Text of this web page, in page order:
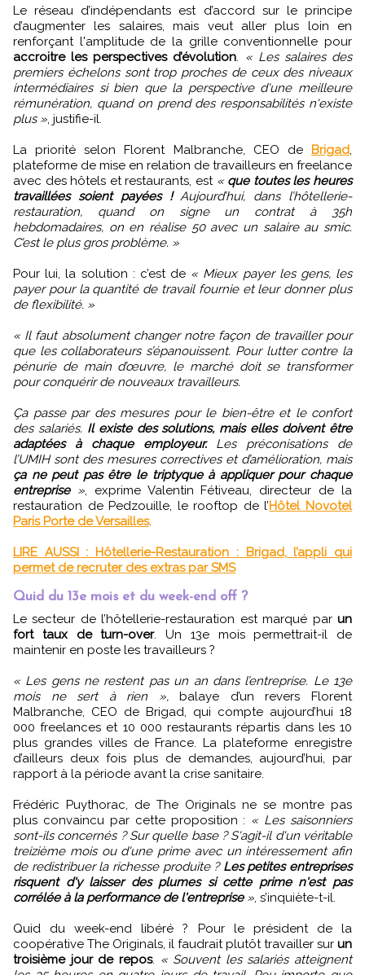
Le réseau d’indépendants est d’accord sur le principe
d’augmenter les salaires, mais veut aller plus loin en
renforçant l'amplitude de la grille conventionnelle pour
accroitre les perspectives d’évolution. « Les salaires des
premiers échelons sont trop proches de ceux des niveaux
intermédiaires si bien que la perspective d'une meilleure
rémunération, quand on prend des responsabilités n'existe
plus », justifie-il.
La priorité selon Florent Malbranche, CEO de Brigad,
plateforme de mise en relation de travailleurs en freelance
avec des hôtels et restaurants, est « que toutes les heures
travaillées soient payées !Aujourd’hui, dans l’hôtellerie-
restauration, quand on signe un contrat à 35h
hebdomadaires, on en réalise 50 avec un salaire au smic.
C’est le plus gros problème. »
Pour lui, la solution : c’est de « Mieux payer les gens, les
payer pour la quantité de travail fournie et leur donner plus
de flexibilité. »
« Il faut absolument changer notre façon de travailler pour
que les collaborateurs s’épanouissent. Pour lutter contre la
pénurie de main d’œuvre, le marché doit se transformer
pour conquérir de nouveaux travailleurs.
Ça passe par des mesures pour le bien-être et le confort
des salariés. Il existe des solutions, mais elles doivent être
adaptées à chaque employeur.Les préconisations de
l’UMIH sont des mesures correctives et d’amélioration, mais
ça ne peut pas être le triptyque à appliquer pour chaque
entreprise», exprime Valentin Fétiveau, directeur de la
restauration de Pedzouille, le rooftop de l’Hôtel Novotel
Paris Porte de Versailles.
LIRE AUSSI : Hôtellerie-Restauration : Brigad, l’appli qui
permet de recruter des extras par SMS
Quid du 13e mois et du week-end off ?
Le secteur de l’hôtellerie-restauration est marqué par un
fort taux de turn-over. Un 13e mois permettrait-il de
maintenir en poste les travailleurs ?
« Les gens ne restent pas un an dans l’entreprise. Le 13e
mois ne sert à rien »,balaye d’un revers Florent
Malbranche, CEO de Brigad, qui compte aujourd’hui 18
000 freelances et 10 000 restaurants répartis dans les 10
plus grandes villes de France. La plateforme enregistre
d’ailleurs deux fois plus de demandes, aujourd’hui, par
rapport à la période avant la crise sanitaire.
Frédéric Puythorac, de The Originals ne se montre pas
plus convaincu par cette proposition : « Les saisonniers
sont-ils concernés ? Sur quelle base ? S'agit-il d'un véritable
treizième mois ou d'une prime avec un intéressement afin
de redistribuer la richesse produite ? Les petites entreprises
risquent d'y laisser des plumes si cette prime n'est pas
corrélée à la performance de l'entreprise», s’inquiète-t-il.
Quid du week-end libéré ? Pour le président de la
coopérative The Originals, il faudrait plutôt travailler sur un
troisième jour de repos. « Souvent les salariés atteignent